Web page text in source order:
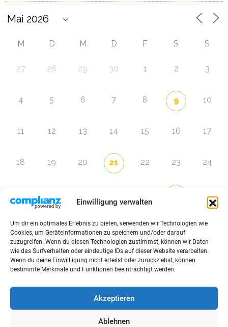
Einwilligung verwalten
Um dir ein optimales Erlebnis zu bieten, verwenden wir Technologien wie
Cookies, um Geräteinformationen zu speichern und/oder darauf
zuzugreifen. Wenn du diesen Technologien zustimmst, können wir Daten
wie das Surfverhalten oder eindeutige IDs auf dieser Website verarbeiten.
Wenn du deine Einwillligung nicht erteilst oder zurückziehst, können
bestimmte Merkmale und Funktionen beeinträchtigt werden.
Akzeptieren
Ablehnen
M D M D F S S
27 28 29 30 1 2 3
4 5 6 7 8 9 10
11 12 13 14 15 16 17
18 19 20 21 22 23 24
Zur Eventübersicht
Sitemap